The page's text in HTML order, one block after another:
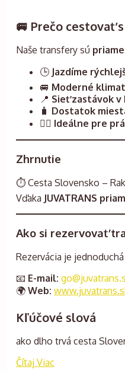
🚐 Prečo cestovať s
Naše transfery sú
🕒 Jazdíme
🚐 Moderné
📍 Sieť zastávok v
🧳 Dostatok
👩‍⚕️ Ideálne pre
Zhrnutie
⏱ Cesta Slovensko –
Vďaka JUVATRANS
Ako si rezervovať
Rezervácia je
📧 E-mail:
🌍 Web:
Kľúčové slová
ako dlho trvá cesta
Čítaj Viac